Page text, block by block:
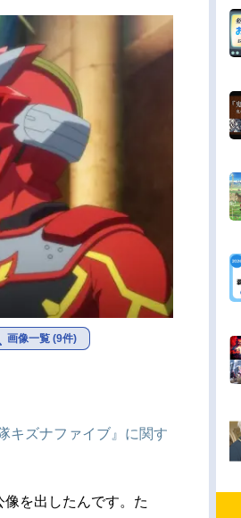
画像一覧 (9件)
キズナファイブ』に関す
を出したんです。た